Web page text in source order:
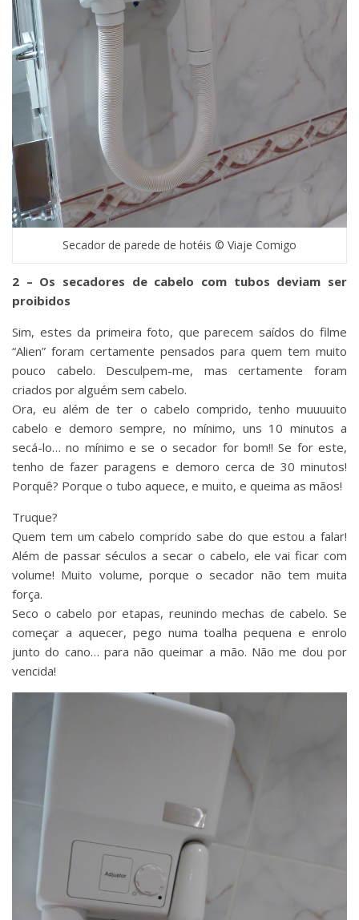
Secador de parede de hotéis © Viaje Comigo
2 – Os secadores de cabelo com tubos deviam ser
proibidos
Sim, estes da primeira foto, que parecem saídos do filme
“Alien” foram certamente pensados para quem tem muito
pouco cabelo. Desculpem-me, mas certamente foram
criados por alguém sem cabelo.
Ora, eu além de ter o cabelo comprido, tenho muuuuito
cabelo e demoro sempre, no mínimo, uns 10 minutos a
secá-lo… no mínimo e se o secador for bom!! Se for este,
tenho de fazer paragens e demoro cerca de 30 minutos!
Porquê? Porque o tubo aquece, e muito, e queima as mãos!
Truque?
Quem tem um cabelo comprido sabe do que estou a falar!
Além de passar séculos a secar o cabelo, ele vai ficar com
volume! Muito volume, porque o secador não tem muita
força.
Seco o cabelo por etapas, reunindo mechas de cabelo. Se
começar a aquecer, pego numa toalha pequena e enrolo
junto do cano… para não queimar a mão. Não me dou por
vencida!